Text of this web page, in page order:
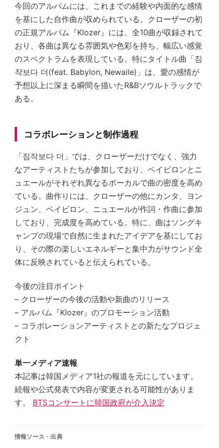
今回のアルバムには、これまでの経験や内面的な感情
を基にした自作曲が収められている。クローザーの初
の正規アルバム『Klozer』には、全10曲が収録されて
おり、各曲は異なる雰囲気や色彩を持ち、幅広い感覚
のスペクトラムを表現している。特にタイトル曲「짐
작보다 더(feat. Babylon, Newaile)」は、愛の感情が
予想以上に深まる瞬間を描いたR&Bソウルトラックで
ある。
コラボレーションと制作過程
「짐작보다 더」では、クローザーだけでなく、強力
なアーティストたちが参加しており、ベイビロンとニ
ュエールがそれぞれ異なるボーカルで曲の密度を高め
ている。曲作りには、クローザーの他にカンタ、ヨン
ジュン、ベイビロン、ニュエールが作詞・作曲に参加
しており、完成度を高めている。特に、曲はソングキ
ャンプの現場で自然に生まれたアイデアを基にしてお
り、その際の楽しいエネルギーと集中力がサウンド全
体に反映されていると伝えられている。
今後の注目ポイント
– クローザーの今後の活動や新曲のリリース
– アルバム『Klozer』のプロモーション活動
– コラボレーションアーティストとの新たなプロジェ
クト
単一メディア速報
本記事は韓国メディア1社の報道を元にしています。
続報や公式発表で内容が変更される可能性がありま
す。 BTSコンサートに韓国政府が介入決定
情報ソース・出典